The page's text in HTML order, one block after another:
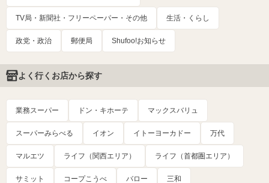
TV局・新聞社・フリーペーパー・その他 生活・くらし
政党・政治 郵便局 Shufoo!お知らせ
よく行くお店から探す
業務スーパー ドン・キホーテ マックスバリュ
スーパーみらべる イオン イトーヨーカドー 万代
マルエツ ライフ（関西エリア） ライフ（首都圏エリア）
サミット コープこうべ バロー 三和